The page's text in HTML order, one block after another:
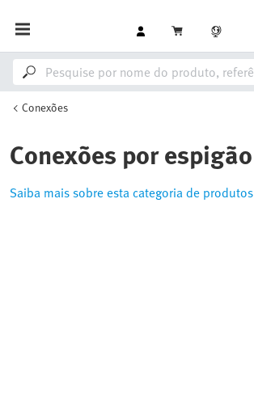
Conexões
Conexões por espigão
Saiba mais sobre esta categoria de produtos